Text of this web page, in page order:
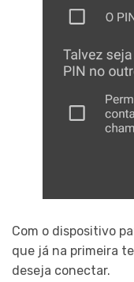
Com o dispositivo
que já na primeira
deseja conectar.